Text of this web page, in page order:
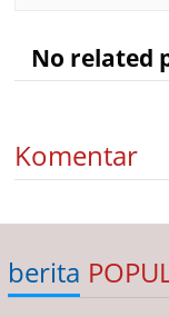
No related
Komentar
berita